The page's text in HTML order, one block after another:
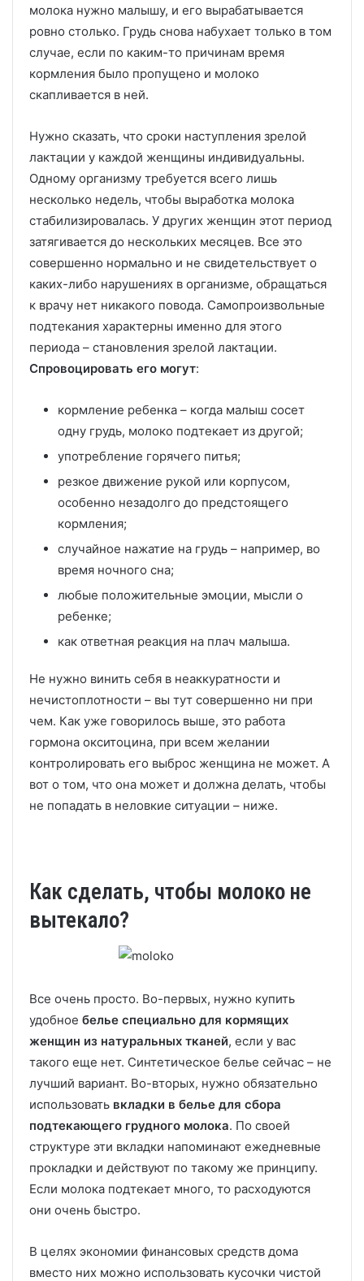
молока нужно малышу, и его вырабатывается
ровно столько. Грудь снова набухает только в том
случае, если по каким-то причинам время
кормления было пропущено и молоко
скапливается в ней.
Нужно сказать, что сроки наступления зрелой
лактации у каждой женщины индивидуальны.
Одному организму требуется всего лишь
несколько недель, чтобы выработка молока
стабилизировалась. У других женщин этот период
затягивается до нескольких месяцев. Все это
совершенно нормально и не свидетельствует о
каких-либо нарушениях в организме, обращаться
к врачу нет никакого повода. Самопроизвольные
подтекания характерны именно для этого
периода – становления зрелой лактации.
Спровоцировать его могут:
кормление ребенка – когда малыш сосет
одну грудь, молоко подтекает из другой;
употребление горячего питья;
резкое движение рукой или корпусом,
особенно незадолго до предстоящего
кормления;
случайное нажатие на грудь – например, во
время ночного сна;
любые положительные эмоции, мысли о
ребенке;
как ответная реакция на плач малыша.
Не нужно винить себя в неаккуратности и
нечистоплотности – вы тут совершенно ни при
чем. Как уже говорилось выше, это работа
гормона окситоцина, при всем желании
контролировать его выброс женщина не может. А
вот о том, что она может и должна делать, чтобы
не попадать в неловкие ситуации – ниже.
Как сделать, чтобы молоко не
вытекало?
Все очень просто. Во-первых, нужно купить
удобное белье специально для кормящих
женщин из натуральных тканей, если у вас
такого еще нет. Синтетическое белье сейчас – не
лучший вариант. Во-вторых, нужно обязательно
использовать вкладки в белье для сбора
подтекающего грудного молока. По своей
структуре эти вкладки напоминают ежедневные
прокладки и действуют по такому же принципу.
Если молока подтекает много, то расходуются
они очень быстро.
В целях экономии финансовых средств дома
вместо них можно использовать кусочки чистой